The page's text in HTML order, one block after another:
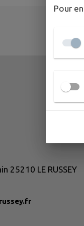
25210 LE RUSSEY
Pour